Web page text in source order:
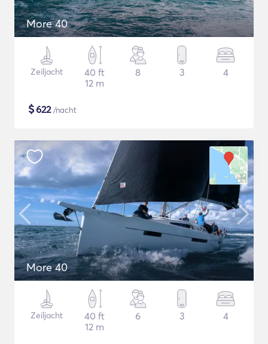
More 40
Zeiljacht
40 ft
12 m
8 3 4
$622/nacht
More 40
Zeiljacht
40 ft
12 m
6 3 4